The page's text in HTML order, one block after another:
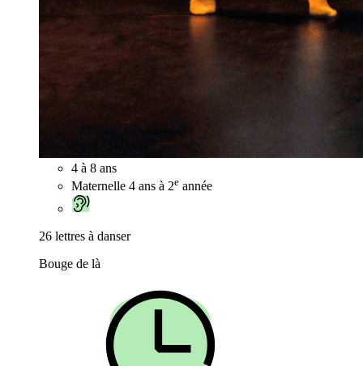
4 à 8 ans
Maternelle 4 ans à 2e année
26 lettres à danser
Bouge de là